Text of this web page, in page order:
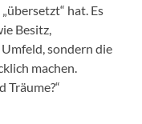
hat. Es
Besitz,
sondern die
machen.
Träume?“